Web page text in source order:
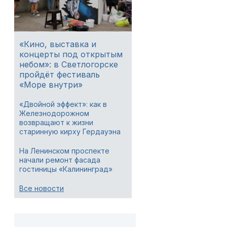
«Кино, выставка и
концерты под открытым
небом»: в Светлогорске
пройдёт фестиваль
«Море внутри»
«Двойной эффект»: как в
Железнодорожном
возвращают к жизни
старинную кирху Гердауэна
На Ленинском проспекте
начали ремонт фасада
гостиницы «Калининград»
Все новости